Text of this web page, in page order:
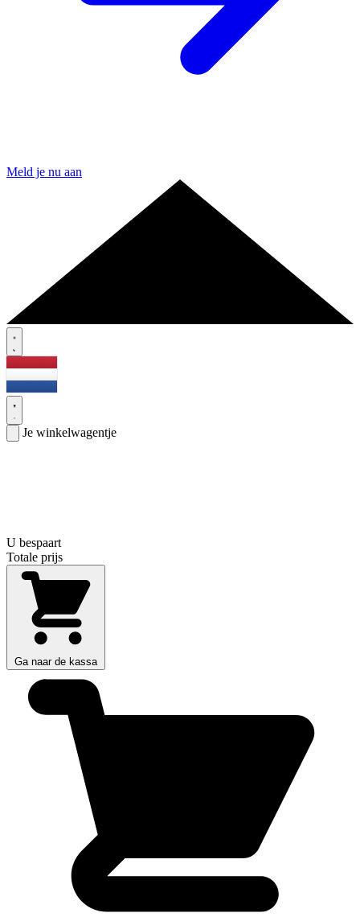
Meld je nu aan
Je winkelwagentje
U bespaart
Totale prijs
Ga naar de kassa